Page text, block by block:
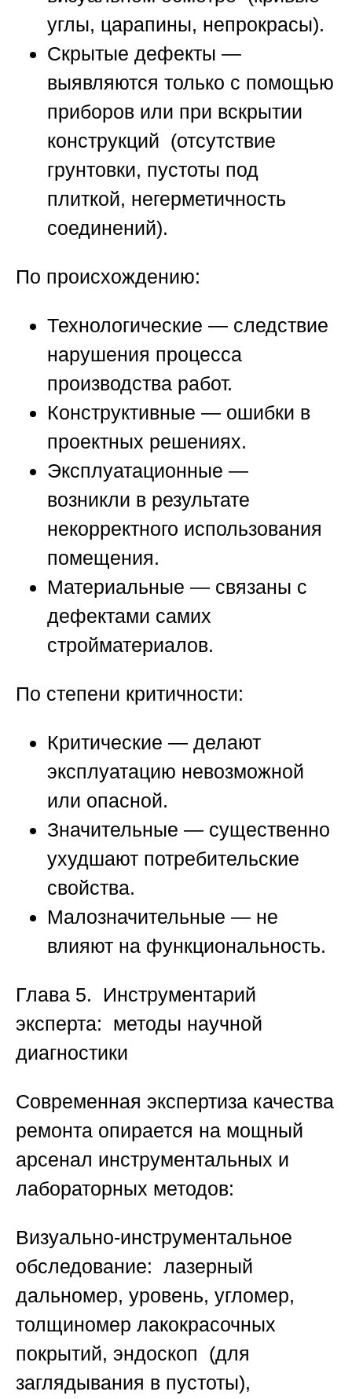
углы, царапины, непрокрасы).
Скрытые дефекты —
выявляются только с помощью
приборов или при вскрытии
конструкций (отсутствие
грунтовки, пустоты под
плиткой, негерметичность
соединений).
По происхождению:
Технологические — следствие
нарушения процесса
производства работ.
Конструктивные — ошибки в
проектных решениях.
Эксплуатационные —
возникли в результате
некорректного использования
помещения.
Материальные — связаны с
дефектами самих
стройматериалов.
По степени критичности:
Критические — делают
эксплуатацию невозможной
или опасной.
Значительные — существенно
ухудшают потребительские
свойства.
Малозначительные — не
влияют на функциональность.
Глава 5. Инструментарий
эксперта: методы научной
диагностики
Современная экспертиза качества
ремонта опирается на мощный
арсенал инструментальных и
лабораторных методов:
Визуально-инструментальное
обследование: лазерный
дальномер, уровень, угломер,
толщиномер лакокрасочных
покрытий, эндоскоп (для
заглядывания в пустоты),